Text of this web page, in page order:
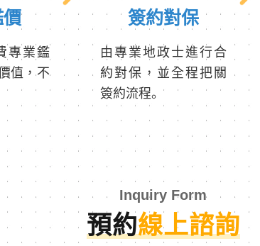
價
專業鑑
值，不
簽約對保
由專業地政士進行合
約對保，並全程把關
簽約流程。
Inquiry Form
預約線上諮詢